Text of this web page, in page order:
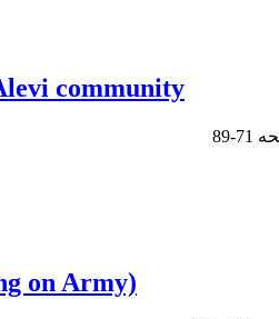
community
71-89
on Army)